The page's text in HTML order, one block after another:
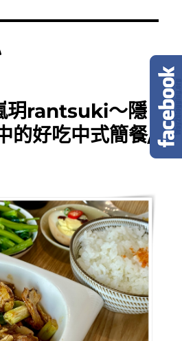
玥rantsuki～隱
的好吃中式簡餐/